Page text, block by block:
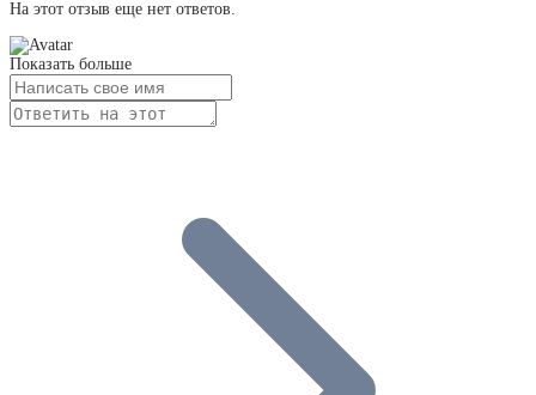
На этот отзыв еще нет ответов.
Показать больше